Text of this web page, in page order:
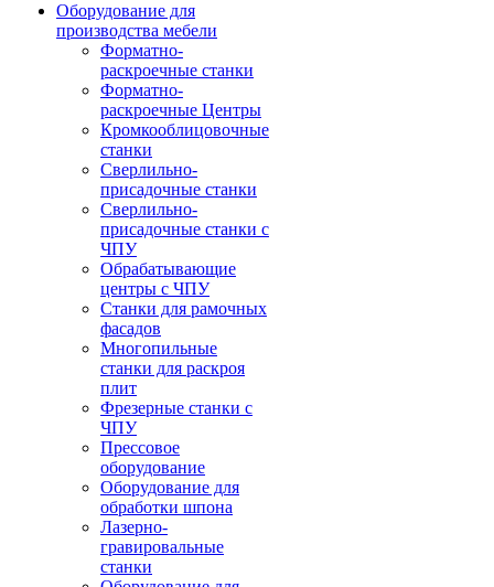
Оборудование для
производства мебели
Форматно-
раскроечные станки
Форматно-
раскроечные Центры
Кромкооблицовочные
станки
Сверлильно-
присадочные станки
Сверлильно-
присадочные станки с
ЧПУ
Обрабатывающие
центры с ЧПУ
Станки для рамочных
фасадов
Многопильные
станки для раскроя
плит
Фрезерные станки с
ЧПУ
Прессовое
оборудование
Оборудование для
обработки шпона
Лазерно-
гравировальные
станки